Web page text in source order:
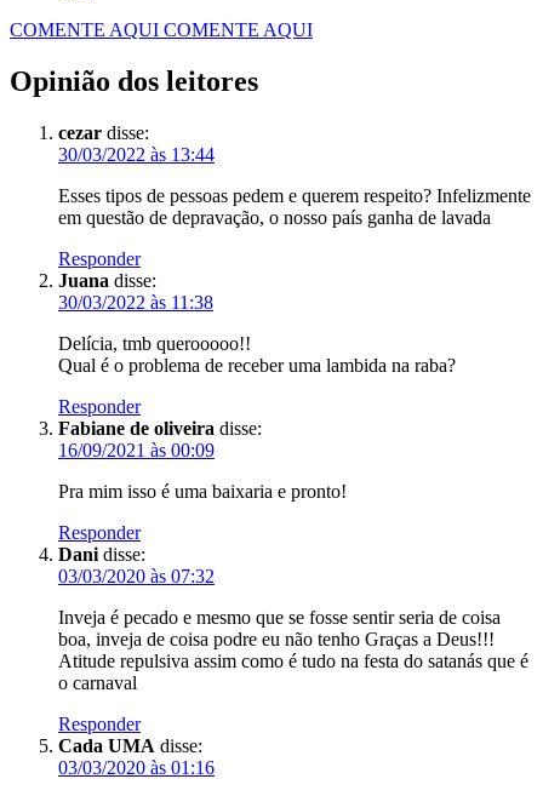
COMENTE AQUI COMENTE AQUI
Opinião dos leitores
cezar disse:
30/03/2022 às 13:44
Esses tipos de pessoas pedem e querem respeito? Infelizmente
em questão de depravação, o nosso país ganha de lavada
Responder
Juana disse:
30/03/2022 às 11:38
Delícia, tmb querooooo!!
Qual é o problema de receber uma lambida na raba?
Responder
Fabiane de oliveira disse:
16/09/2021 às 00:09
Pra mim isso é uma baixaria e pronto!
Responder
Dani disse:
03/03/2020 às 07:32
Inveja é pecado e mesmo que se fosse sentir seria de coisa
boa, inveja de coisa podre eu não tenho Graças a Deus!!!
Atitude repulsiva assim como é tudo na festa do satanás que é
o carnaval
Responder
Cada UMA disse:
03/03/2020 às 01:16